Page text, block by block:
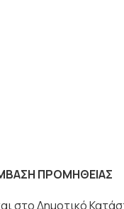
ΠΡΟΜΗΘΕΙΑΣ
Δημοτικό